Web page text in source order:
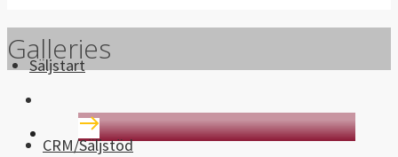
Säljstart
CRM/Säljstöd
Galleries